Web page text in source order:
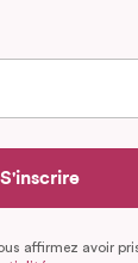
S'inscrire
affirmez avoir